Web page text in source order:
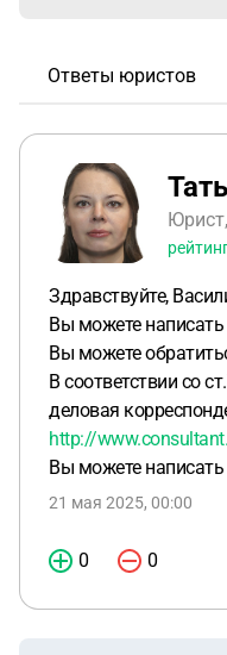
Ответы юристов
Здравствуйте,
Вы можете написать
Вы можете
В соответствии со
деловая
http://
Вы можете написать
21 мая 2025, 00:00
0 0